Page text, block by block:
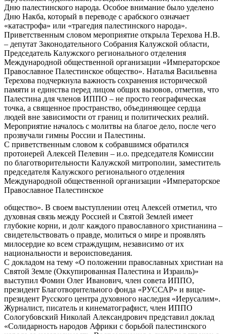
Дню палестинского народа. Особое внимание было уделено
Дню Накба, который в переводе с арабского означает
«катастрофа» или «трагедия палестинского народа».
Приветственным словом мероприятие открыла Терехова Н.В.
– депутат Законодательного Собрания Калужской области,
Председатель Калужского регионального отделения
Международной общественной организации «Императорское
Православное Палестинское общество». Наталья Васильевна
Терехова подчеркнула важность сохранения исторической
памяти и единства перед лицом общих вызовов, отметив, что
Палестина для членов ИППО – не просто географическая
точка, а священное пространство, объединяющее сердца
людей вне зависимости от границ и политических реалий.
Мероприятие началось с молитвы на благое дело, после чего
прозвучали гимны России и Палестины.
С приветственным словом к собравшимся обратился
протоиерей Алексей Пелевин – и.о. председателя Комиссии
по благотворительности Калужской митрополии, заместитель
председателя Калужского регионального отделения
Международной общественной организации «Императорское
Православное Палестинское
общество». В своем выступлении отец Алексей отметил, что
духовная связь между Россией и Святой Землей имеет
глубокие корни, и долг каждого православного христианина –
свидетельствовать о правде, молиться о мире и проявлять
милосердие ко всем страждущим, независимо от их
национальности и вероисповедания.
С докладом на тему «О положении православных христиан на
Святой Земле (Оккупированная Палестина и Израиль)»
выступил Фомин Олег Иванович, член совета ИППО,
президент Благотворительного фонда «РУССАР» и вице-
президент Русского центра духовного наследия «Иерусалим».
Журналист, писатель и кинематографист, член ИППО
Сологубовский Николай Александрович представил доклад
«Солидарность народов Африки с борьбой палестинского